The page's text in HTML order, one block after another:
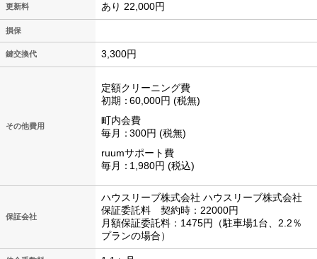
更新料 あり 22,000円
損保
鍵交換代 3,300円
その他費用
定額クリーニング費
初期
60,000円
税無
町内会費
毎月
300円
税無
ruumサポート費
毎月
1,980円 税込
保証会社
ハウスリーブ株式会社 ハウスリーブ株式会社
保証委託料 契約時：22000円
月額保証委託料：1475円（駐車場1台、2.2％
プランの場合）